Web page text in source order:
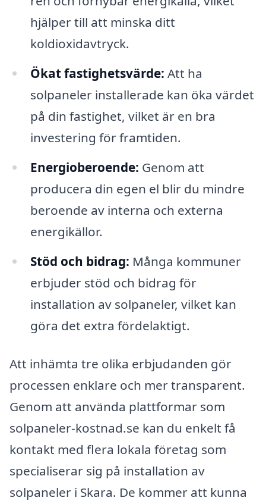
hjälper till att minska ditt
koldioxidavtryck.
Ökat fastighetsvärde: Att ha
solpaneler installerade kan öka värdet
på din fastighet, vilket är en bra
investering för framtiden.
Energioberoende: Genom att
producera din egen el blir du mindre
beroende av interna och externa
energikällor.
Stöd och bidrag: Många kommuner
erbjuder stöd och bidrag för
installation av solpaneler, vilket kan
göra det extra fördelaktigt.
Att inhämta tre olika erbjudanden gör
processen enklare och mer transparent.
Genom att använda plattformar som
solpaneler-kostnad.se kan du enkelt få
kontakt med flera lokala företag som
specialiserar sig på installation av
solpaneler i Skara. De kommer att kunna